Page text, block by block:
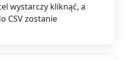
wystarczy kliknąć, a
CSV zostanie